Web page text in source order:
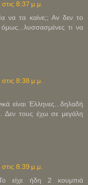
8:37 μ.μ.
να τα καίνε;; Αν δεν το
τι να
8:38 μ.μ.
είναι Έλληνες...δηλαδή
Δεν τους έχω σε μεγάλη
8:39 μ.μ.
είχε ήδη 2 κουμπιά